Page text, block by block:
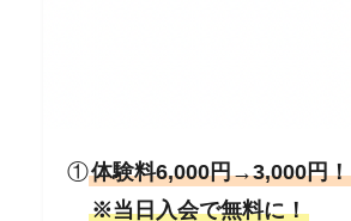
①体験料6,000円→3,000円！
※当日入会で無料に！